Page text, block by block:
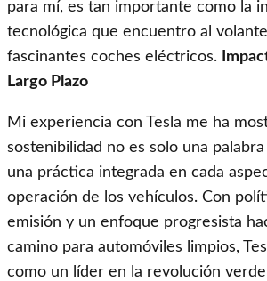
para mí, es tan importante como la
tecnológica que encuentro al
fascinantes coches eléctricos.
Largo Plazo
Mi experiencia con Tesla me ha
sostenibilidad no es solo una
una práctica integrada en cada
operación de los vehículos. Con
emisión y un enfoque progresista
camino para automóviles limpios,
como un líder en la revolución